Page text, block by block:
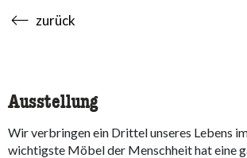
accessibility.sr-
zurück
Ausstellung
Wir verbringen ein Drittel unseres Lebens
wichtigste Möbel der Menschheit hat eine